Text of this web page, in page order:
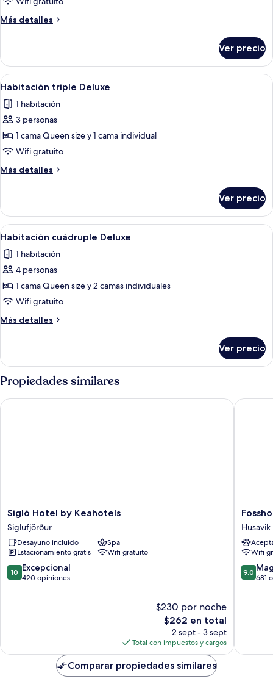
doble
Deluxe
Más detalles
Más
doble
Deluxe
Ver precio
Abrir
todas
las
fotos
de
Habitación
triple
Deluxe
Un dormitorio con una cama
19
Habitación triple Deluxe
1 habitación
3 personas
1 cama Queen size y 1 cama individual
Wifi gratuito
Más detalles
Más
triple
Deluxe
Ver precio
Abrir
todas
las
fotos
de
Habitación
cuádruple
Deluxe
Un dormitorio con una cama
20
Habitación cuádruple Deluxe
1 habitación
4 personas
1 cama Queen size y 2 camas individuales
Wifi gratuito
Más detalles
Más
cuádruple
Deluxe
Ver precio
Propiedades similares
Sigló
Hotel
by
Keahotels
Siglufjörður
Sigló Hotel by Keahotels
Siglufjörður
Desayuno incluido
Spa
Estacionamiento gratis
Wifi gratuito
10.0
de
10 Excepcional
420 opiniones
$230 por noche
El
precio
actual
es
de
$262
$262 en total
2 sept - 3 sept
Total con impuestos y cargos
Sigló Hotel by Keahotels
Husavik
Husavik
Husavik
Wifi
9.0
de
9.0
681
Comparar propiedades similares